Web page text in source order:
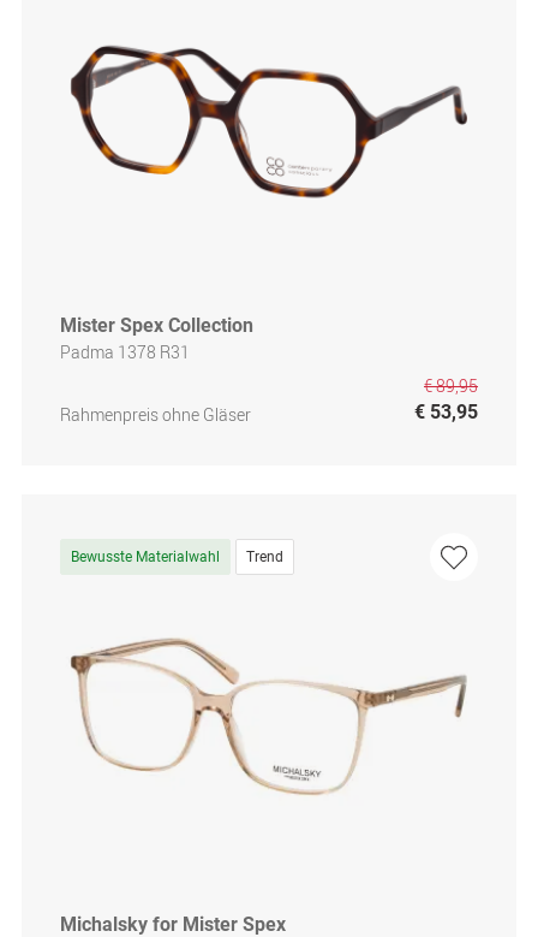
Mister Spex Collection
Padma 1378 R31
Rahmenpreis ohne Gläser
€ 89,95
€ 53,95
Bewusste Materialwahl Trend
Michalsky for Mister Spex